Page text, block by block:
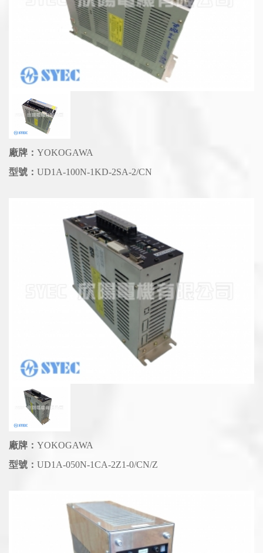
廠牌： YOKOGAWA
型號： UD1A-100N-1KD-2SA-2/CN
廠牌： YOKOGAWA
型號： UD1A-050N-1CA-2Z1-0/CN/Z